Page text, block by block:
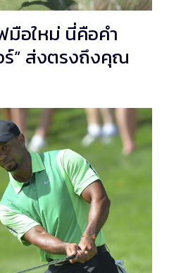
อใหม่ นี่คือคำ
ร์” ส่งตรงถึงคุณ